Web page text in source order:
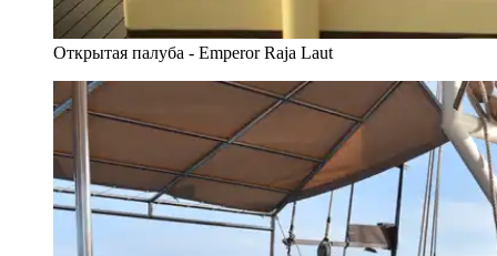
Открытая палуба - Emperor Raja Laut